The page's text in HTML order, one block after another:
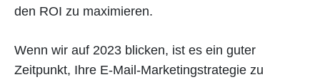
den ROI zu maximieren.
Wenn wir auf 2023 blicken, ist es ein guter
Zeitpunkt, Ihre E-Mail-Marketingstrategie zu